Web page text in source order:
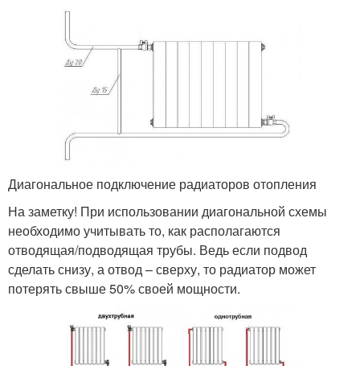
Диагональное подключение радиаторов отопления
На заметку! При использовании диагональной схемы
необходимо учитывать то, как располагаются
отводящая/подводящая трубы. Ведь если подвод
сделать снизу, а отвод – сверху, то радиатор может
потерять свыше 50% своей мощности.